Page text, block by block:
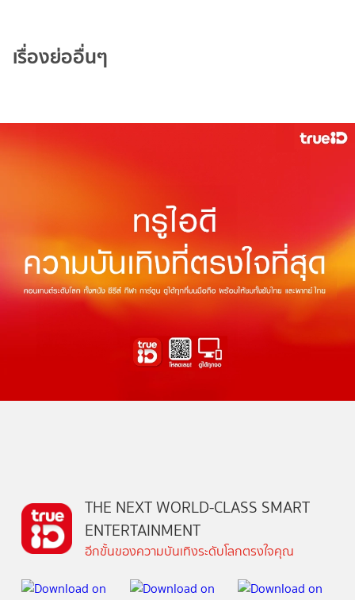
เรื่องย่ออื่นๆ
THE NEXT WORLD-CLASS SMART
ENTERTAINMENT
อีกขั้นของความบันเทิงระดับโลกตรงใจคุณ